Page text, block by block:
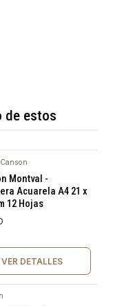
de estos
Canson
Montval -
Acuarela A4 21 x
12 Hojas
VER DETALLES